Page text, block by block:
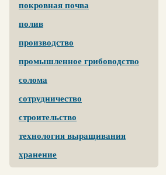
покровная почва
полив
производство
промышленное грибоводство
солома
сотрудничество
строительство
технология выращивания
хранение